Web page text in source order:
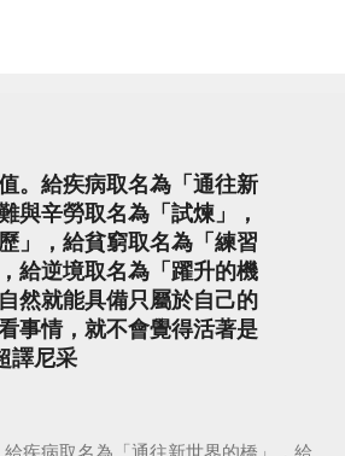
。給疾病取名為「通往新
與辛勞取名為「試煉」，
」，給貧窮取名為「練習
給逆境取名為「躍升的機
然就能具備只屬於自己的
事情，就不會覺得活著是
譯尼采